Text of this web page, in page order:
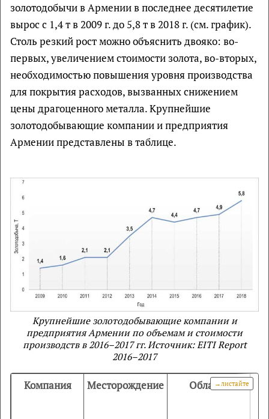
золотодобычи в Армении в последнее десятилетие
вырос с 1,4 т в 2009 г. до 5,8 т в 2018 г. (см. график).
Столь резкий рост можно объяснить двояко: во-
первых, увеличением стоимости золота, во-вторых,
необходимостью повышения уровня производства
для покрытия расходов, вызванных снижением
цены драгоценного металла. Крупнейшие
золотодобывающие компании и предприятия
Армении представлены в таблице.
Крупнейшие золотодобывающие компании и
предприятия Армении по объемам и стоимости
производств в 2016–2017 гг. Источник: EITI Report
2016–2017
Компания Месторождение Область